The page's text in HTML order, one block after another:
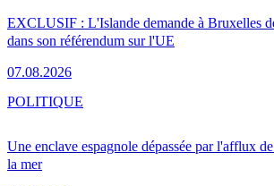
EXCLUSIF : L'Islande demande à Bruxelles
dans son référendum sur l'UE
07.08.2026
Une enclave espagnole dépassée par l'afflux
la mer
POLITIQUE